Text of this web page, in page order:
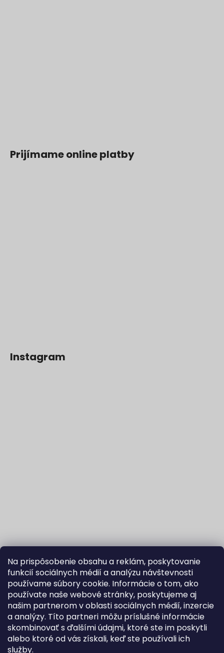
Na prispôsobenie obsahu a reklám, poskytovanie
funkcií sociálnych médií a analýzu návštevnosti
používame súbory cookie. Informácie o tom, ako
používate naše webové stránky, poskytujeme aj
našim partnerom v oblasti sociálnych médií, inzercie
a analýzy. Títo partneri môžu príslušné informácie
skombinovať s ďalšími údajmi, ktoré ste im poskytli
alebo ktoré od vás získali, keď ste používali ich
služby.
Prijímame online platby
Instagram
Sledovať na Instagrame
Fortuna Aurum na Heureka.sk